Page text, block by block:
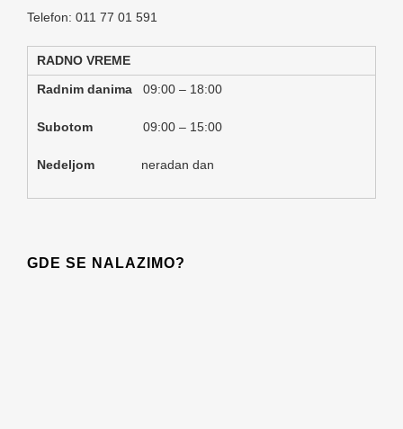
Telefon: 011 77 01 591
RADNO VREME
Radnim danima 09:00 – 18:00
Subotom 09:00 – 15:00
Nedeljom neradan dan
GDE SE NALAZIMO?